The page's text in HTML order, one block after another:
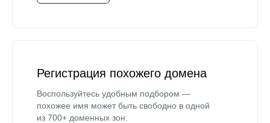
Регистрация похожего домена
Воспользуйтесь удобным подбором —
похожее имя может быть свободно в одной
из 700+ доменных зон.